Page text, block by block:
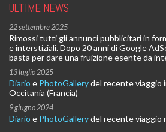
ULTIME NEWS
22 settembre 2025
Rimossi tutti gli annunci pubblicitari in
e interstiziali. Dopo 20 anni di Google
basta per dare una fruizione esente da
13 luglio 2025
Diario e PhotoGallerydel recente viaggio
Occitania (Francia)
9 giugno 2024
Diario e PhotoGallerydel recente viaggio